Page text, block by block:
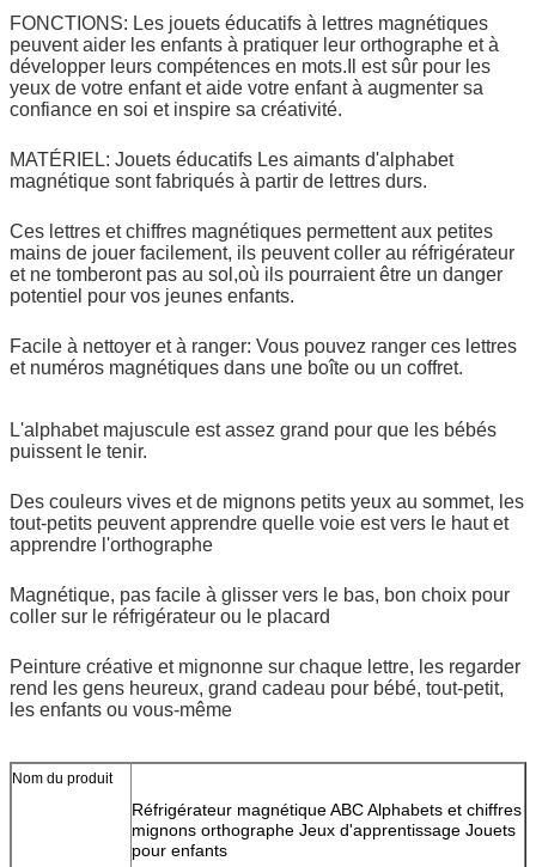
FONCTIONS: Les jouets éducatifs à lettres magnétiques
peuvent aider les enfants à pratiquer leur orthographe et à
développer leurs compétences en mots.Il est sûr pour les
yeux de votre enfant et aide votre enfant à augmenter sa
confiance en soi et inspire sa créativité.
MATÉRIEL: Jouets éducatifs Les aimants d'alphabet
magnétique sont fabriqués à partir de lettres durs.
Ces lettres et chiffres magnétiques permettent aux petites
mains de jouer facilement, ils peuvent coller au réfrigérateur
et ne tomberont pas au sol,où ils pourraient être un danger
potentiel pour vos jeunes enfants.
Facile à nettoyer et à ranger: Vous pouvez ranger ces lettres
et numéros magnétiques dans une boîte ou un coffret.
L'alphabet majuscule est assez grand pour que les bébés
puissent le tenir.
Des couleurs vives et de mignons petits yeux au sommet, les
tout-petits peuvent apprendre quelle voie est vers le haut et
apprendre l'orthographe
Magnétique, pas facile à glisser vers le bas, bon choix pour
coller sur le réfrigérateur ou le placard
Peinture créative et mignonne sur chaque lettre, les regarder
rend les gens heureux, grand cadeau pour bébé, tout-petit,
les enfants ou vous-même
Nom du produit
Réfrigérateur magnétique ABC Alphabets et chiffres
mignons orthographe Jeux d'apprentissage Jouets
pour enfants